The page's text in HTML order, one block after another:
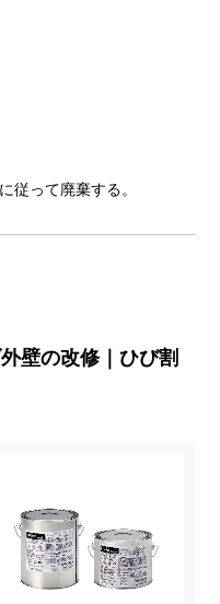
従って廃棄する。
壁の改修｜ひび割